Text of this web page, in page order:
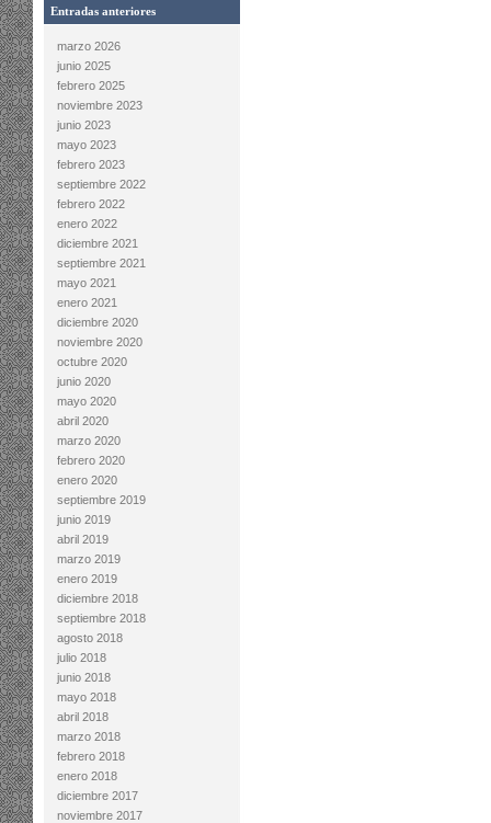
Entradas anteriores
marzo 2026
junio 2025
febrero 2025
noviembre 2023
junio 2023
mayo 2023
febrero 2023
septiembre 2022
febrero 2022
enero 2022
diciembre 2021
septiembre 2021
mayo 2021
enero 2021
diciembre 2020
noviembre 2020
octubre 2020
junio 2020
mayo 2020
abril 2020
marzo 2020
febrero 2020
enero 2020
septiembre 2019
junio 2019
abril 2019
marzo 2019
enero 2019
diciembre 2018
septiembre 2018
agosto 2018
julio 2018
junio 2018
mayo 2018
abril 2018
marzo 2018
febrero 2018
enero 2018
diciembre 2017
noviembre 2017